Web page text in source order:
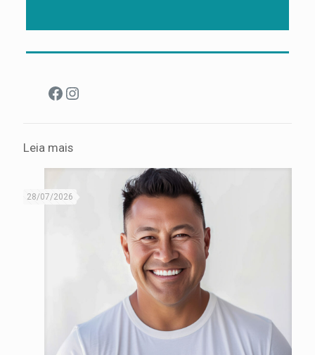
Facebook
Instagram
Leia mais
28/07/2026